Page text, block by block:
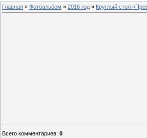
Главная » Фотоальбом » 2016 год » Круглый стол
Всего комментариев: 0